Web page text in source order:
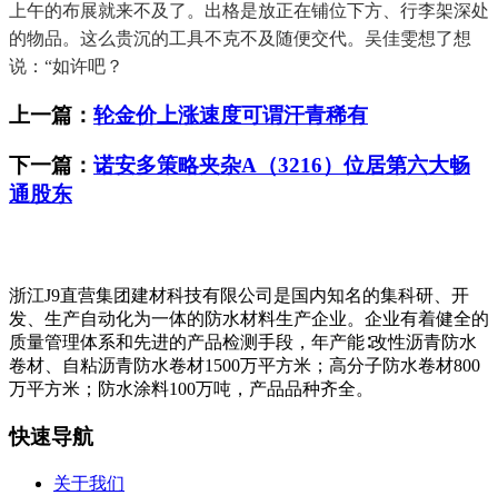
上午的布展就来不及了。出格是放正在铺位下方、行李架深处
的物品。这么贵沉的工具不克不及随便交代。吴佳雯想了想
说：“如许吧？
上一篇： 轮金价上涨速度可谓汗青稀有
下一篇： 诺安多策略夹杂A（3216）位居第六大畅
通股东
浙江J9直营集团建材科技有限公司是国内知名的集科研、开
发、生产自动化为一体的防水材料生产企业。企业有着健全的
质量管理体系和先进的产品检测手段，年产能∶改性沥青防水
卷材、自粘沥青防水卷材1500万平方米；高分子防水卷材800
万平方米；防水涂料100万吨，产品品种齐全。
快速导航
关于我们